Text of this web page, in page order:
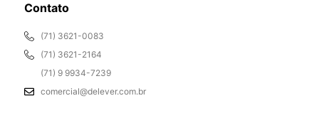
Contato
(71) 3621-0083
(71) 3621-2164
(71) 9 9934-7239
comercial@delever.com.br